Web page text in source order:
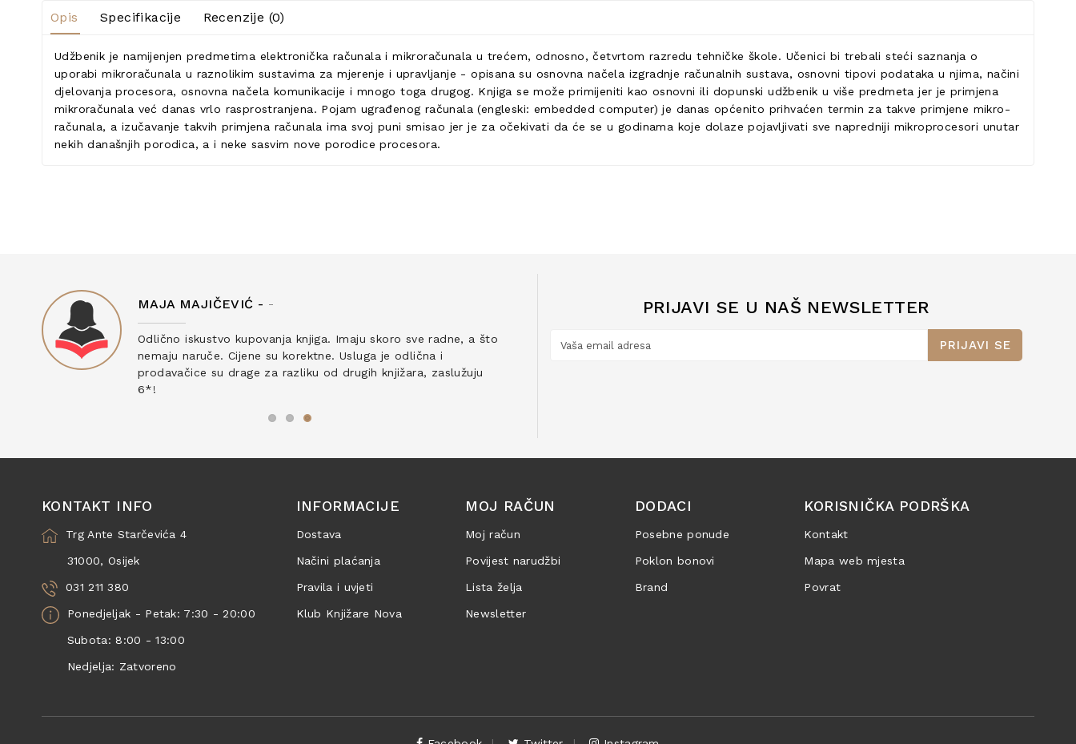
Opis Specifikacije Recenzije (0)
Udžbenik je namijenjen predmetima elektronička računala i mikroračunala u trećem, odnosno, četvrtom razredu tehničke škole. Učenici bi trebali steći saznanja o
uporabi mikroračunala u raznolikim sustavima za mjerenje i upravljanje - opisana su osnovna načela izgradnje računalnih sustava, osnovni tipovi podataka u njima, načini
djelovanja procesora, osnovna načela komunikacije i mnogo toga drugog. Knjiga se može primijeniti kao osnovni ili dopunski udžbenik u više predmeta jer je primjena
mikroračunala već danas vrlo rasprostranjena. Pojam ugrađenog računala (engleski: embedded computer) je danas općenito prihvaćen termin za takve primjene mikro-
računala, a izučavanje takvih primjena računala ima svoj puni smisao jer je za očekivati da će se u godinama koje dolaze pojavljivati sve napredniji mikroprocesori unutar
nekih današnjih porodica, a i neke sasvim nove porodice procesora.
MAJA MAJIČEVIĆ - -
Odlično iskustvo kupovanja knjiga. Imaju skoro sve radne, a što
nemaju naruče. Cijene su korektne. Usluga je odlična i
prodavačice su drage za razliku od drugih knjižara, zaslužuju
6*!
PRIJAVI SE U NAŠ NEWSLETTER
PRIJAVI SE
KONTAKT INFO
Trg Ante Starčevića 4
31000, Osijek
031 211 380
Ponedjeljak - Petak: 7:30 - 20:00
Subota: 8:00 - 13:00
Nedjelja: Zatvoreno
INFORMACIJE
Dostava
Načini plaćanja
Pravila i uvjeti
Klub Knjižare Nova
MOJ RAČUN
Moj račun
Povijest narudžbi
Lista želja
Newsletter
DODACI
Posebne ponude
Poklon bonovi
Brand
KORISNIČKA PODRŠKA
Kontakt
Mapa web mjesta
Povrat